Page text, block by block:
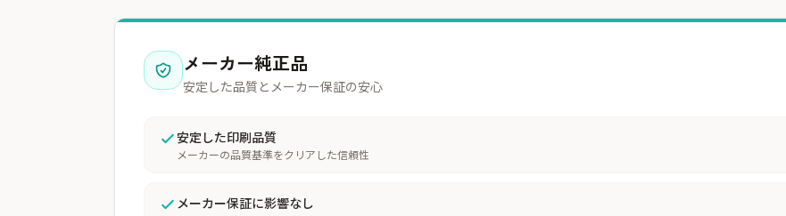
メーカー純正品
安定した品質とメーカー保証の安心
安定した印刷品質
メーカーの品質基準をクリアした信頼性
メーカー保証に影響なし